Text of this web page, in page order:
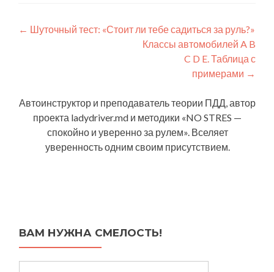
Post
← Шуточный тест: «Стоит ли тебе садиться за руль?»
Классы автомобилей A B
C D E. Таблица с
примерами →
Автоинструктор и преподаватель теории ПДД, автор
проекта ladydriver.md и методики «NO STRES —
спокойно и уверенно за рулем». Вселяет
уверенность одним своим присутствием.
ВАМ НУЖНА СМЕЛОСТЬ!